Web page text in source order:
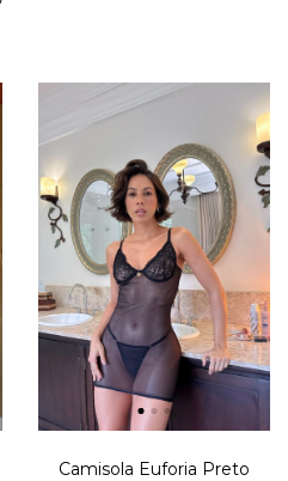
Camisola Euforia Preto